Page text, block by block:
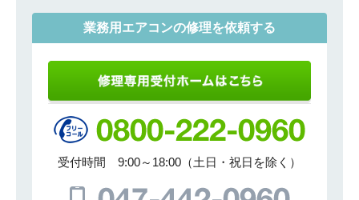
業務用エアコンの修理を依頼する
受付時間 9:00～18:00（土日・祝日を除く）